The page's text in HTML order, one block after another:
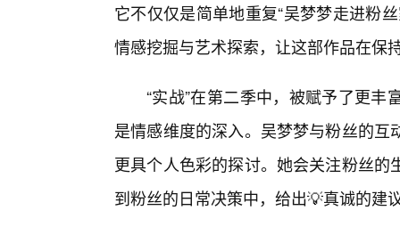
它不仅仅是简单地重复“吴梦梦走进粉
情感挖掘与艺术探索，让这部作品在保
“实战”在第二季中，被赋予了更
是情感维度的深入。吴梦梦与粉丝的
更具个人色彩的探讨。她会关注粉丝
到粉丝的日常决策中，给出💡真诚的建